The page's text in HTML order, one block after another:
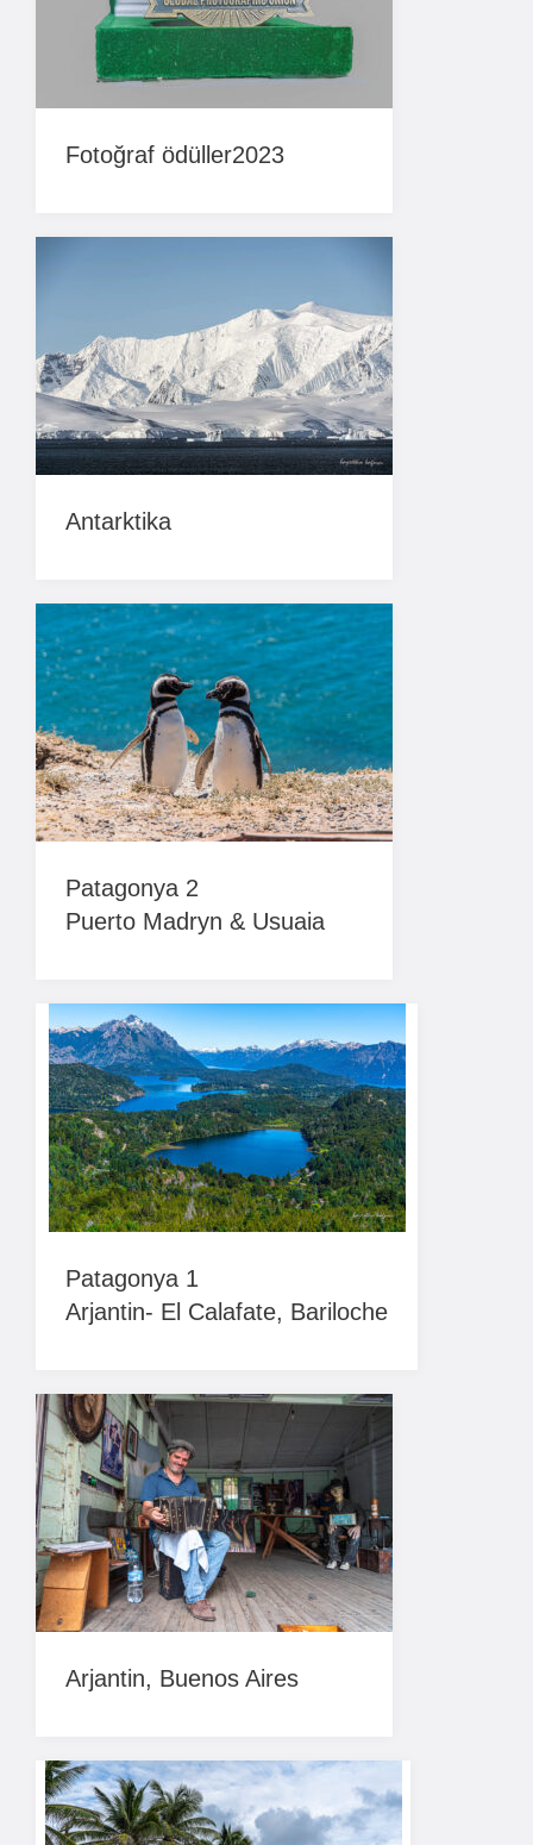
Fotoğraf ödüller2023
Antarktika
Patagonya 2
Puerto Madryn & Usuaia
Patagonya 1
Arjantin- El Calafate, Bariloche
Arjantin, Buenos Aires